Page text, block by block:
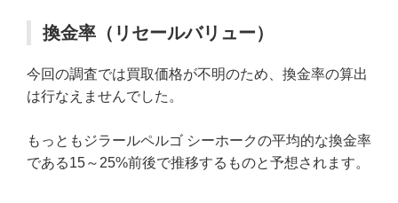
換金率（リセールバリュー）
今回の調査では買取価格が不明のため、換金率の算出
は行なえませんでした。
もっともジラールペルゴ シーホークの平均的な換金率
である15～25%前後で推移するものと予想されます。